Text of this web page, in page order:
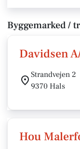
Byggemarked /
Davidsen
Strandvejen 2
9370 Hals
Hou